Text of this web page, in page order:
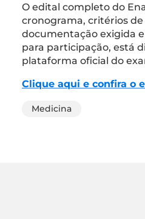
O edital completo do
cronograma, critérios de
documentação exigida
para participação, está
plataforma oficial do
Clique aqui e confira o
Medicina